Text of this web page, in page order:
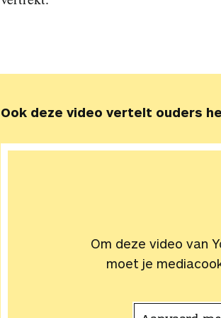
Ook deze video vertelt ouders
Om deze video van
moet je